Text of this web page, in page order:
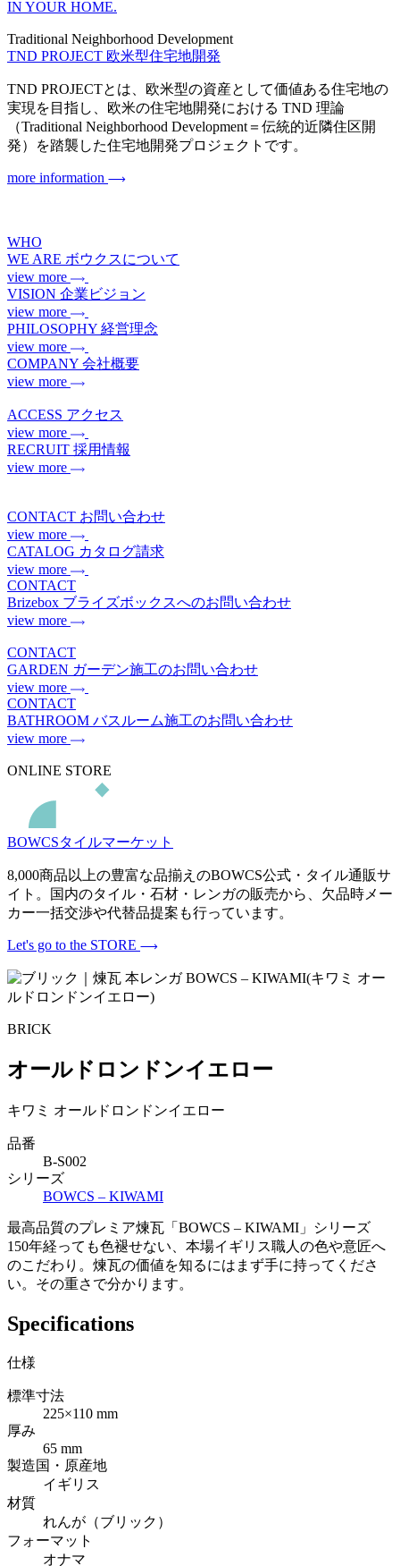
IN YOUR HOME.
Traditional Neighborhood Development
TND PROJECT 欧米型住宅地開発
TND PROJECTとは、欧米型の資産として価値ある住宅地の
実現を目指し、欧米の住宅地開発における TND 理論
（Traditional Neighborhood Development＝伝統的近隣住区開
発）を踏襲した住宅地開発プロジェクトです。
more information
WHO
WE ARE ボウクスについて
view more
VISION 企業ビジョン
view more
PHILOSOPHY 経営理念
view more
COMPANY 会社概要
view more
ACCESS アクセス
view more
RECRUIT 採用情報
view more
CONTACT お問い合わせ
view more
CATALOG カタログ請求
view more
CONTACT
Brizebox ブライズボックスへのお問い合わせ
view more
CONTACT
GARDEN ガーデン施工のお問い合わせ
view more
CONTACT
BATHROOM バスルーム施工のお問い合わせ
view more
ONLINE STORE
BOWCSタイルマーケット
8,000商品以上の豊富な品揃えのBOWCS公式・タイル通販サ
イト。国内のタイル・石材・レンガの販売から、欠品時メー
カー一括交渉や代替品提案も行っています。
Let's go to the STORE
BRICK
オールドロンドンイエロー
キワミ オールドロンドンイエロー
品番
B-S002
シリーズ
BOWCS – KIWAMI
最高品質のプレミア煉瓦「BOWCS – KIWAMI」シリーズ
150年経っても色褪せない、本場イギリス職人の色や意匠へ
のこだわり。煉瓦の価値を知るにはまず手に持ってくださ
い。その重さで分かります。
Specifications
仕様
標準寸法
225×110 mm
厚み
65 mm
製造国・原産地
イギリス
材質
れんが（ブリック）
フォーマット
オナマ